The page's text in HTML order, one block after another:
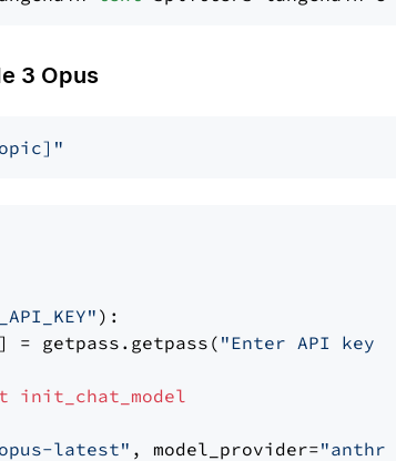
3 Opus
):
] = getpass.getpass( "Enter API key
init_chat_model
latest" , model_provider=